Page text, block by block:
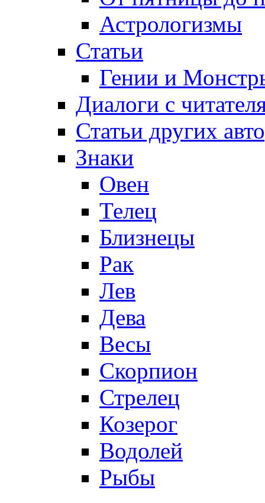
Астрологизмы
Статьи
Гении и
Диалоги с
Статьи других
Знаки
Овен
Телец
Близнецы
Рак
Лев
Дева
Весы
Скорпион
Стрелец
Козерог
Водолей
Рыбы